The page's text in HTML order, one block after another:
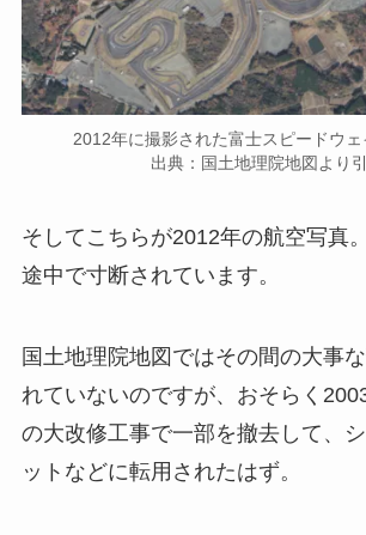
2012年に撮影された富士スピードウ
出典：国土地理院地図より
そしてこちらが2012年の航空写真
途中で寸断されています。
国土地理院地図ではその間の大事
れていないのですが、おそらく
の大改修工事で一部を撤去して、
ットなどに転用されたはず。